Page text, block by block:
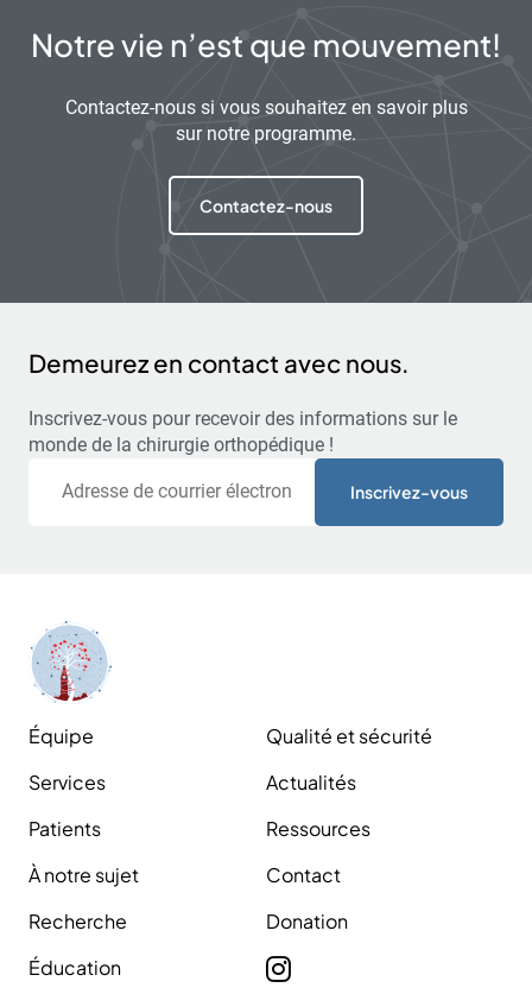
Notre vie n’est que mouvement!
Contactez-nous si vous souhaitez en savoir plus
sur notre programme.
Contactez-nous
Demeurez en contact avec nous.
Inscrivez-vous pour recevoir des informations sur le
monde de la chirurgie orthopédique !
Équipe
Services
Patients
À notre sujet
Recherche
Éducation
Qualité et sécurité
Actualités
Ressources
Contact
Donation